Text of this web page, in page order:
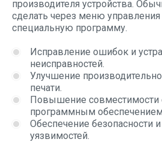
производителя устройства.
сделать через меню
специальную программу.
Исправление ошибок и
неисправностей.
Улучшение
печати.
Повышение
программным
Обеспечение безопасности
уязвимостей.